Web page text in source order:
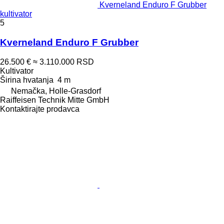
Kverneland Enduro F Grubber
kultivator
5
Kverneland Enduro F Grubber
26.500 € ≈ 3.110.000 RSD
Kultivator
Širina hvatanja 4 m
Nemačka, Holle-Grasdorf
Raiffeisen Technik Mitte GmbH
Kontaktirajte prodavca